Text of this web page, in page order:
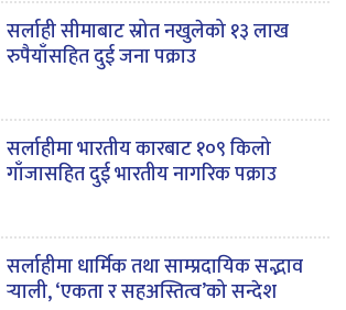
सर्लाही सीमाबाट स्रोत नखुलेको १३ लाख
रुपैयाँसहित दुई जना पक्राउ
सर्लाहीमा भारतीय कारबाट १०९ किलो
गाँजासहित दुई भारतीय नागरिक पक्राउ
सर्लाहीमा धार्मिक तथा साम्प्रदायिक सद्भाव
र्‍याली, ‘एकता र सहअस्तित्व’को सन्देश